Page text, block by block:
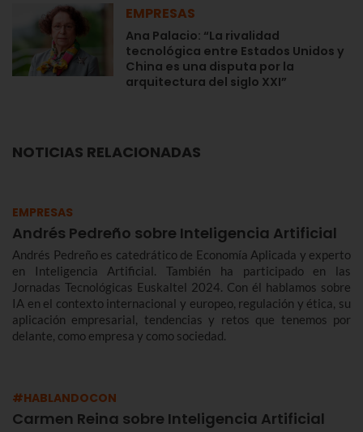
EMPRESAS
Ana Palacio: “La rivalidad
tecnológica entre Estados Unidos y
China es una disputa por la
arquitectura del siglo XXI”
NOTICIAS RELACIONADAS
EMPRESAS
Andrés Pedreño sobre Inteligencia Artificial
Andrés Pedreño es catedrático de Economía Aplicada y experto
en Inteligencia Artificial. También ha participado en las
Jornadas Tecnológicas Euskaltel 2024. Con él hablamos sobre
IA en el contexto internacional y europeo, regulación y ética, su
aplicación empresarial, tendencias y retos que tenemos por
delante, como empresa y como sociedad.
#HABLANDOCON
Carmen Reina sobre Inteligencia Artificial